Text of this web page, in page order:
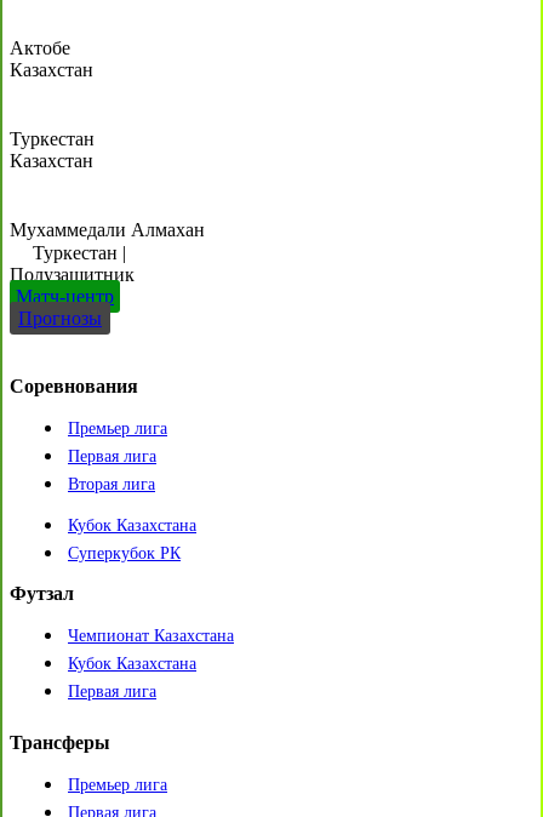
Актобе
Казахстан
Туркестан
Казахстан
Мухаммедали Алмахан
Туркестан |
Полузащитник
Матч-центр
Прогнозы
Соревнования
Премьер лига
Первая лига
Вторая лига
Кубок Казахстана
Суперкубок РК
Футзал
Чемпионат Казахстана
Кубок Казахстана
Первая лига
Трансферы
Премьер лига
Первая лига